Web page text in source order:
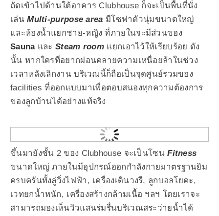
ถัดเข้าไปด้านใต้อาคาร Clubhouse ก็จะเป็นพื้นที่นั่ง
เล่นMulti-purpose area มีโซฟาตัวนุ่มขนาดใหญ่
และห้องน้ำแยกชาย-หญิง ที่ภายในจะมีส่วนของ
Saunaและ Steam room แยกเอาไว้ให้เรียบร้อย ดัง
นั้น หากใครที่อยากผ่อนคลายความเหนื่อยล้าในช่วง
เวลาหลังเลิกงาน บริเวณนี้ก็ถือเป็นจุดศูนย์รวมของ
facilities ที่ออกแบบมาเพื่อตอบสนองทุกความต้องการ
ของลูกบ้านได้อย่างแท้จริง
ขึ้นมายังชั้น 2 ของ Clubhouse จะเป็นโซนFitness
ขนาดใหญ่ ภายในมีอุปกรณ์ออกกำลังกายมาตรฐานยิม
ครบครันทั้งลู่วิ่งไฟฟ้า, เครื่องเดินวงรี, ลูกบอลโยคะ,
เวทยกน้ำหนัก, เครื่องสร้างกล้ามเนื้อ ฯลฯ โดยเราจะ
สามารถมองเห็นวิวแสนร่มรื่นบริเวณสระว่ายน้ำได้